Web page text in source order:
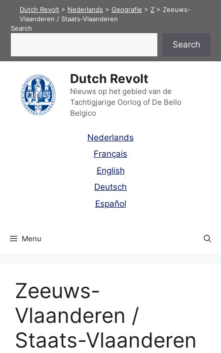
content
Dutch Revolt > Nederlands > Geografie > Z > Zeeuws-
Vlaanderen / Staats-Vlaanderen
Search
Search
Dutch Revolt
Nieuws op het gebied van de
Tachtigjarige Oorlog of De Bello
Belgico
Nederlands
Français
English
Deutsch
Español
Menu
Zeeuws-
Vlaanderen /
Staats-Vlaanderen